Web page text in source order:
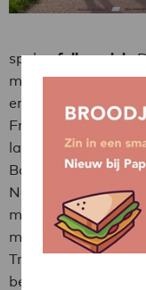
spelenfolkmuziek.
en zang. We
Freek en Arend
later kwam Nanda
Bodhran. Tijdens
Nanda haar zus
met gitaar, zang en
muzikaal geheel.
Tribute Dubliners.
besloten om er een